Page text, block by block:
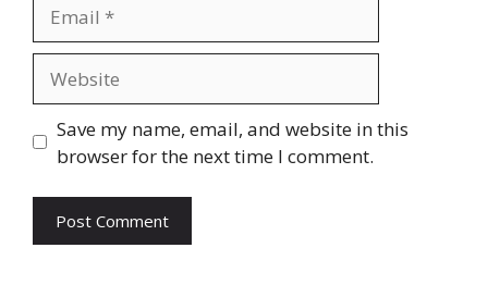
Save my name, email, and website in this
browser for the next time I comment.